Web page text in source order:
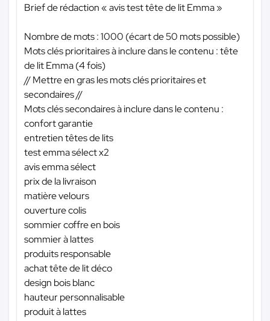
Brief de rédaction « avis test tête de lit Emma »
Nombre de mots : 1000 (écart de 50 mots possible)
Mots clés prioritaires à inclure dans le contenu : tête
de lit Emma (4 fois)
// Mettre en gras les mots clés prioritaires et
secondaires //
Mots clés secondaires à inclure dans le contenu :
confort garantie
entretien têtes de lits
test emma sélect x2
avis emma sélect
prix de la livraison
matière velours
ouverture colis
sommier coffre en bois
sommier à lattes
produits responsable
achat tête de lit déco
design bois blanc
hauteur personnalisable
produit à lattes